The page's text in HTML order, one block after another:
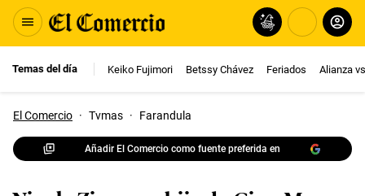
Temas del día Keiko Fujimori Betssy Chávez Feriados Alianza
El Comercio · Tvmas · Farandula
Añadir El Comercio como fuente preferida en